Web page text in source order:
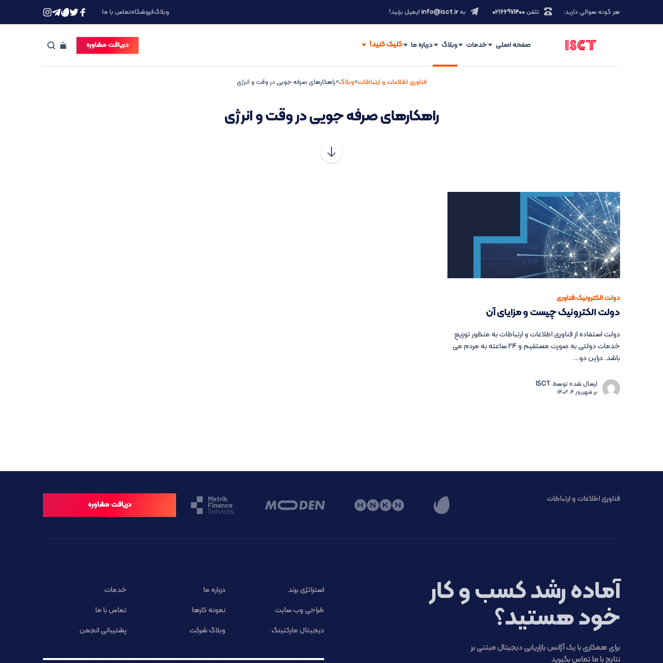
هر گونه سوالی دارید: تلفن ۰۲۱66971400 بهinfo@isct.ir ایمیل بزنید! وبلاگفروشگاهتماس با ما
صفحه اصلی خدمات وبلاگ درباره ما دریافت مشاوره
فناوری اطلاعات و ارتباطات>وبلاگ>راهکارهای صرفه جویی در وقت و انرژی
راهکارهای صرفه جویی در وقت و انرژی
دولت الکترونیک،فناوری
دولت الکترونیک چیست و مزایای آن
دولت استفاده از فناوری اطلاعات و ارتباطات به منظور توزیع
خدمات دولتی به صورت مستقیم و 24 ساعته به مردم می
باشد. دراین دو...
ارسال شده توسط ISCT
برشهریور 4, 1402
فناوری اطلاعات و ارتباطات
دریافت مشاوره
آماده رشد کسب و کار
خود هستید؟
برای همکاری با یک آژانس بازاریابی دیجیتال مبتنی بر
نتایج با ما تماس بگیرید
استراتژی برند درباره ما
خدمات
طراحی وب سایت
نمونه کارها
تماس با ما
دیجیتال مارکتینگ
وبلاگ شرکت پشتیبانی انجمن